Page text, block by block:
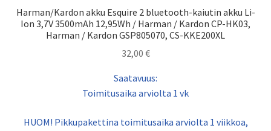
Harman/Kardon akku Esquire 2 bluetooth-kaiutin akku Li-
Ion 3,7V 3500mAh 12,95Wh / Harman / Kardon CP-HK03,
Harman / Kardon GSP805070, CS-KKE200XL
32,00 €
Saatavuus:
Toimitusaika arviolta 1 vk
HUOM! Pikkupakettina toimitusaika arviolta 1 viikkoa,